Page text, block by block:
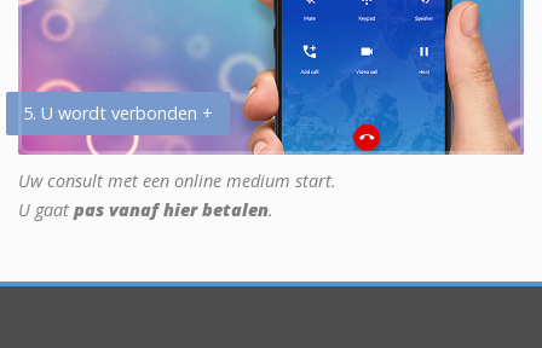
5. U wordt verbonden +
Uw consult met een online medium start.
U gaat pas vanaf hier betalen.